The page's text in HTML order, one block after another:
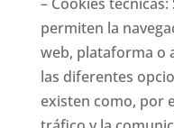
permiten la
web, plataforma o
las diferentes
existen como, por